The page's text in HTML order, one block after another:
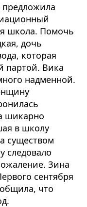
школа. Помочь
дочь
которая
партой. Вика
надменной.
шикарно
в школу
существом
следовало
Зина
сентября
что